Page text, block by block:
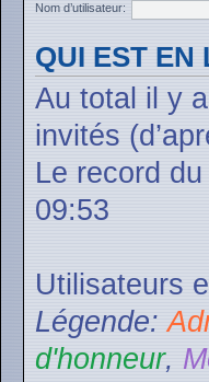
Nom d’utilisateur:
QUI EST EN
Au total il y a
invités
Le record
09:53
Utilisateurs
Légende:
d'honneur,